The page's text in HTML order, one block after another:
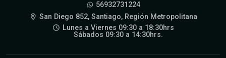
56932731224
San Diego 852, Santiago, Región Metropolitana
Lunes a Viernes 09:30 a 18:30hrs
Sábados 09:30 a 14:30hrs.